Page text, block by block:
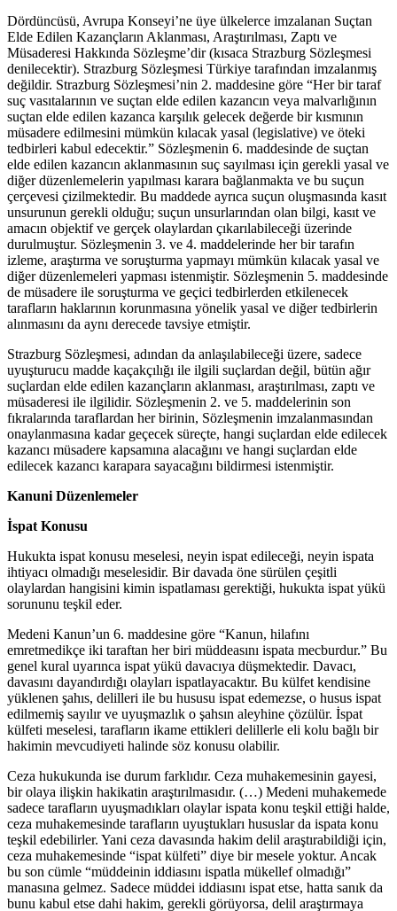
Dördüncüsü, Avrupa Konseyi’ne üye ülkelerce imzalanan Suçtan
Elde Edilen Kazançların Aklanması, Araştırılması, Zaptı ve
Müsaderesi Hakkında Sözleşme’dir (kısaca Strazburg Sözleşmesi
denilecektir). Strazburg Sözleşmesi Türkiye tarafından imzalanmış
değildir. Strazburg Sözleşmesi’nin 2. maddesine göre “Her bir taraf
suç vasıtalarının ve suçtan elde edilen kazancın veya malvarlığının
suçtan elde edilen kazanca karşılık gelecek değerde bir kısmının
müsadere edilmesini mümkün kılacak yasal (legislative) ve öteki
tedbirleri kabul edecektir.” Sözleşmenin 6. maddesinde de suçtan
elde edilen kazancın aklanmasının suç sayılması için gerekli yasal ve
diğer düzenlemelerin yapılması karara bağlanmakta ve bu suçun
çerçevesi çizilmektedir. Bu maddede ayrıca suçun oluşmasında kasıt
unsurunun gerekli olduğu; suçun unsurlarından olan bilgi, kasıt ve
amacın objektif ve gerçek olaylardan çıkarılabileceği üzerinde
durulmuştur. Sözleşmenin 3. ve 4. maddelerinde her bir tarafın
izleme, araştırma ve soruşturma yapmayı mümkün kılacak yasal ve
diğer düzenlemeleri yapması istenmiştir. Sözleşmenin 5. maddesinde
de müsadere ile soruşturma ve geçici tedbirlerden etkilenecek
tarafların haklarının korunmasına yönelik yasal ve diğer tedbirlerin
alınmasını da aynı derecede tavsiye etmiştir.
Strazburg Sözleşmesi, adından da anlaşılabileceği üzere, sadece
uyuşturucu madde kaçakçılığı ile ilgili suçlardan değil, bütün ağır
suçlardan elde edilen kazançların aklanması, araştırılması, zaptı ve
müsaderesi ile ilgilidir. Sözleşmenin 2. ve 5. maddelerinin son
fıkralarında taraflardan her birinin, Sözleşmenin imzalanmasından
onaylanmasına kadar geçecek süreçte, hangi suçlardan elde edilecek
kazancı müsadere kapsamına alacağını ve hangi suçlardan elde
edilecek kazancı karapara sayacağını bildirmesi istenmiştir.
Kanuni Düzenlemeler
İspat Konusu
Hukukta ispat konusu meselesi, neyin ispat edileceği, neyin ispata
ihtiyacı olmadığı meselesidir. Bir davada öne sürülen çeşitli
olaylardan hangisini kimin ispatlaması gerektiği, hukukta ispat yükü
sorununu teşkil eder.
Medeni Kanun’un 6. maddesine göre “Kanun, hilafını
emretmedikçe iki taraftan her biri müddeasını ispata mecburdur.” Bu
genel kural uyarınca ispat yükü davacıya düşmektedir. Davacı,
davasını dayandırdığı olayları ispatlayacaktır. Bu külfet kendisine
yüklenen şahıs, delilleri ile bu hususu ispat edemezse, o husus ispat
edilmemiş sayılır ve uyuşmazlık o şahsın aleyhine çözülür. İspat
külfeti meselesi, tarafların ikame ettikleri delillerle eli kolu bağlı bir
hakimin mevcudiyeti halinde söz konusu olabilir.
Ceza hukukunda ise durum farklıdır. Ceza muhakemesinin gayesi,
bir olaya ilişkin hakikatin araştırılmasıdır. (…) Medeni muhakemede
sadece tarafların uyuşmadıkları olaylar ispata konu teşkil ettiği halde,
ceza muhakemesinde tarafların uyuştukları hususlar da ispata konu
teşkil edebilirler. Yani ceza davasında hakim delil araştırabildiği için,
ceza muhakemesinde “ispat külfeti” diye bir mesele yoktur. Ancak
bu son cümle “müddeinin iddiasını ispatla mükellef olmadığı”
manasına gelmez. Sadece müddei iddiasını ispat etse, hatta sanık da
bunu kabul etse dahi hakim, gerekli görüyorsa, delil araştırmaya